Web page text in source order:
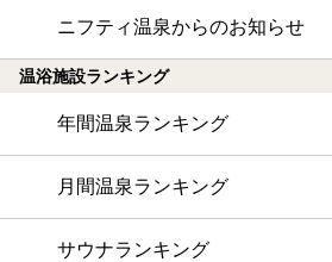
ニフティ温泉からのお知らせ
温浴施設ランキング
年間温泉ランキング
月間温泉ランキング
サウナランキング